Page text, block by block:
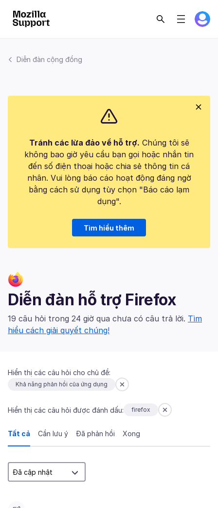
Diễn đàn cộng đồng
Tránh các lừa đảo về hỗ trợ. Chúng tôi sẽ
không bao giờ yêu cầu bạn gọi hoặc nhắn tin
đến số điện thoại hoặc chia sẻ thông tin cá
nhân. Vui lòng báo cáo hoạt động đáng ngờ
bằng cách sử dụng tùy chọn "Báo cáo lạm
dụng".
Tìm hiểu thêm
Diễn đàn hỗ trợ Firefox
19 câu hỏi trong 24 giờ qua chưa có câu trả lời. Tìm
hiểu cách giải quyết chúng!
Hiển thị các câu hỏi cho chủ đề:
Khả năng phản hồi của ứng dụng
Hiển thị các câu hỏi được đánh dấu: firefox
Tất cả Cần lưu ý Đã phản hồi Xong